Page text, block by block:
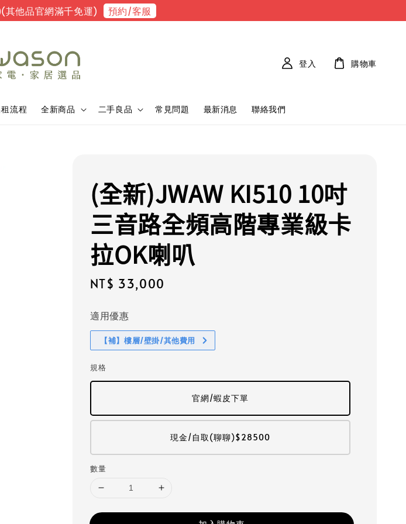
他品官網滿千免運) 預約/客服
流程 全新商品 二手良品 常見問題 最新消息 聯絡我們
登入 購物車
(全新)JWAW KI510 10吋
三音路全頻高階專業級卡
拉OK喇叭
Regular
NT$ 33,000
適用優惠
【補】樓層/壁掛/其他費用
規格
官網/蝦皮下單
現金/自取(聊聊)$28500
數量